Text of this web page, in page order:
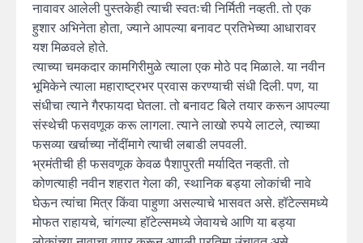
नावावर आलेली पुस्तकेही त्याची स्वतःची निर्मिती नव्हती. तो एक
हुशार अभिनेता होता, ज्याने आपल्या बनावट प्रतिभेच्या आधारावर
यश मिळवले होते.
त्याच्या चमकदार कामगिरीमुळे त्याला एक मोठे पद मिळाले. या नवीन
भूमिकेने त्याला महाराष्ट्रभर प्रवास करण्याची संधी दिली. पण, या
संधीचा त्याने गैरफायदा घेतला. तो बनावट बिले तयार करून आपल्या
संस्थेची फसवणूक करू लागला. त्याने लाखो रुपये लाटले, त्याच्या
फसव्या खर्चाच्या नोंदींमागे त्याची लबाडी लपवली.
भ्रमंतीची ही फसवणूक केवळ पैशापुरती मर्यादित नव्हती. तो
कोणत्याही नवीन शहरात गेला की, स्थानिक बड्या लोकांची नावे
घेऊन त्यांचा मित्र किंवा पाहुणा असल्याचे भासवत असे. हॉटेल्समध्ये
मोफत राहायचे, चांगल्या हॉटेल्समध्ये जेवायचे आणि या बड्या